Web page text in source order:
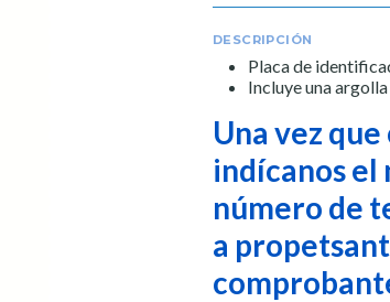
DESCRIPCIÓN
Placa de
Incluye una
Una vez
indícanos el
número de
a